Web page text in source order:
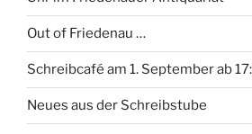
Out of Friedenau …
Schreibcafé am 1. September ab
Neues aus der Schreibstube